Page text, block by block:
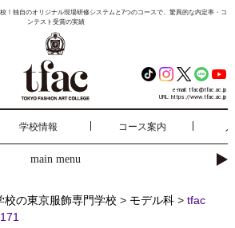
！独自のオリジナル現場研修システムと7つのコースで、驚異的な内定率・コ
ンテスト受賞の実績
e-mail: tfac@tfac.ac.jp
URL: https://www.tfac.ac.jp
学校情報 コース案内
main menu
校の東京服飾専門学校 > モデル科> tfac